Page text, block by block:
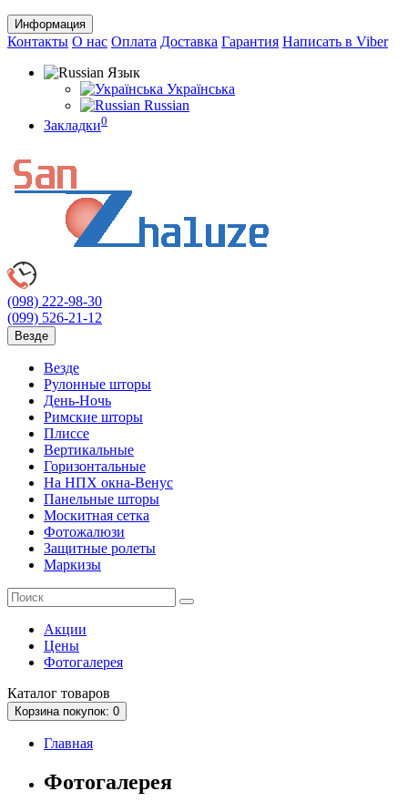
Информация
Контакты О нас Оплата Доставка Гарантия Написать в Viber
Язык
Українська
Russian
Закладки0
(098) 222-98-30
(099) 526-21-12
Везде
Везде
Рулонные шторы
День-Ночь
Римские шторы
Плиссе
Вертикальные
Горизонтальные
На НПХ окна-Венус
Панельные шторы
Москитная сетка
Фотожалюзи
Защитные ролеты
Маркизы
Акции
Цены
Фотогалерея
Каталог товаров
Корзинапокупок: 0
Главная
Фотогалерея